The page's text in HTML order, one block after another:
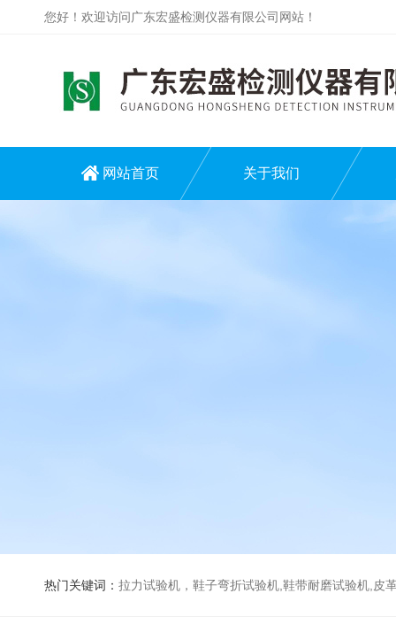
您好！欢迎访问广东宏盛检测仪器有限公司网站！
网站首页 关于我们
热门关键词： 拉力试验机，鞋子弯折试验机,鞋带耐磨试验机,皮革伸缩试验机,马丁代尔